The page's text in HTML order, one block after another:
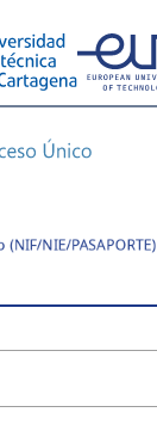
NIE/PASAPORTE)